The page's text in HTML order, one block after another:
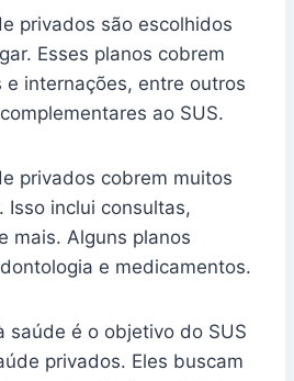
privados são escolhidos
Esses planos cobrem
e internações, entre outros
ao SUS.
privados cobrem muitos
Isso inclui consultas,
mais. Alguns planos
e medicamentos.
saúde é o objetivo do SUS
privados. Eles buscam